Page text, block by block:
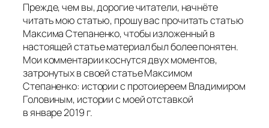
Прежде, чем вы, дорогие читатели, начнёте
читать мою статью, прошу вас прочитать статью
Максима Степаненко, чтобы изложенный в
настоящей статье материал был более понятен.
Мои комментарии коснутся двух моментов,
затронутых в своей статье Максимом
Степаненко: истории с протоиереем Владимиром
Головиным, истории с моей отставкой
в январе 2019 г.